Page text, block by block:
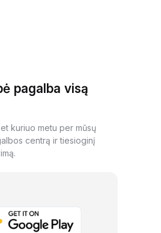
pagalba visą
kuriuo metu per mūsų
centrą ir tiesioginį